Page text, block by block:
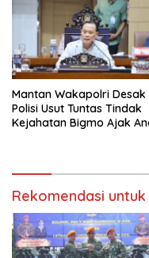
Mantan Wakapolri Desak
Polisi Usut Tuntas Tindak
Kejahatan Bigmo Ajak
Rekomendasi